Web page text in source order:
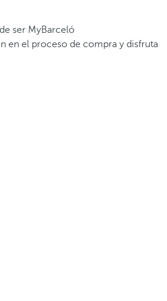
ser MyBarceló
en el proceso de compra y disfruta